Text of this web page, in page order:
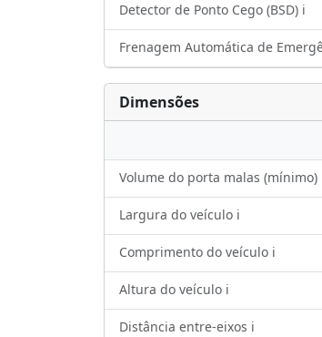
Detector de Ponto Cego (BSD) ℹ️
Frenagem Automática de
Dimensões
Volume do porta malas (mínimo)
Largura do veículo ℹ️
Comprimento do veículo ℹ️
Altura do veículo ℹ️
Distância entre-eixos ℹ️